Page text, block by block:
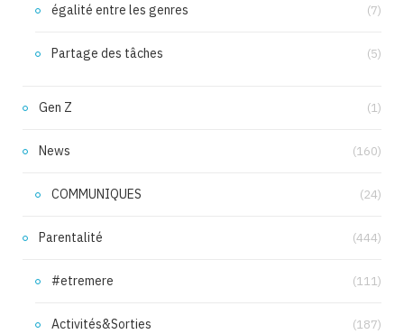
égalité entre les genres (7)
Partage des tâches (5)
Gen Z (1)
News (160)
COMMUNIQUES (24)
Parentalité (444)
#etremere (111)
Activités&Sorties (187)